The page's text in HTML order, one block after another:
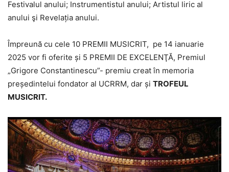
Festivalul anului; Instrumentistul anului; Artistul liric al
anului şi Revelația anului.
Împreună cu cele 10 PREMII MUSICRIT, pe 14 ianuarie
2025 vor fi oferite și 5 PREMII DE EXCELENŢĂ, Premiul
„Grigore Constantinescu”- premiu creat în memoria
președintelui fondator al UCRRM, dar și TROFEUL
MUSICRIT.